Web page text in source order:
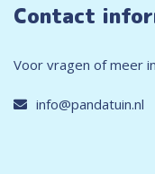
Contact
Voor vragen of meer
info@pandatuin.nl